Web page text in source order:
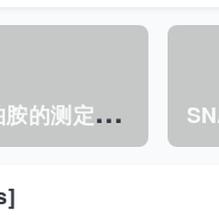
S
N/T 2403-2009 玩具中芳香族伯胺的测定.pdf